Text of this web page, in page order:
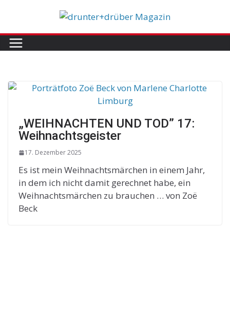
content
„WEIHNACHTEN UND TOD” 17:
Weihnachtsgeister
17. Dezember 2025
Es ist mein Weihnachtsmärchen in einem Jahr,
in dem ich nicht damit gerechnet habe, ein
Weihnachtsmärchen zu brauchen … von Zoë
Beck